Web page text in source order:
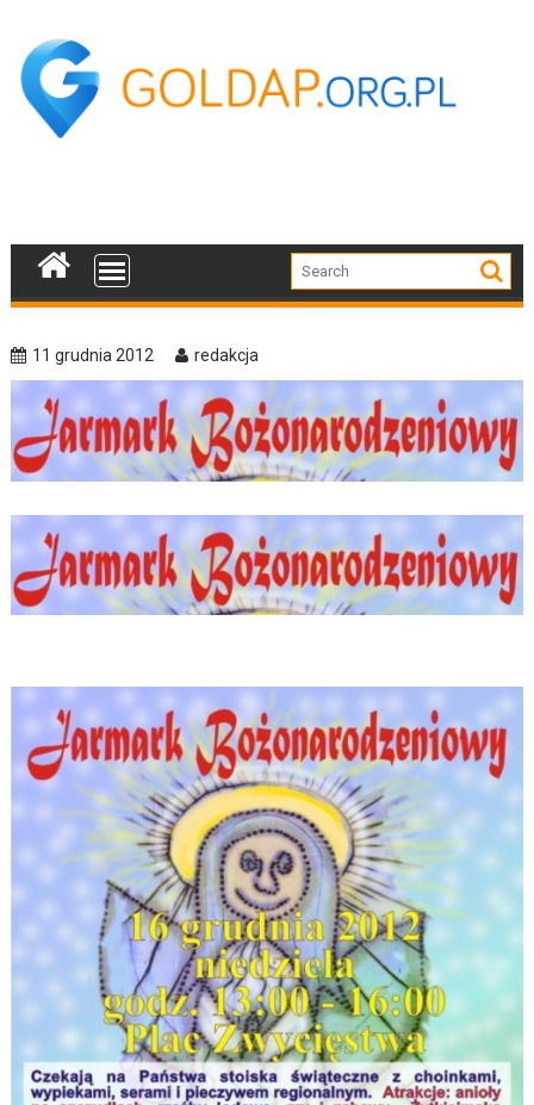
content
11 grudnia 2012 redakcja